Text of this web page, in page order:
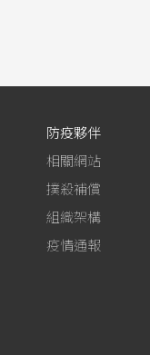
防疫夥伴
相關網站
撲殺補償
組織架構
疫情通報